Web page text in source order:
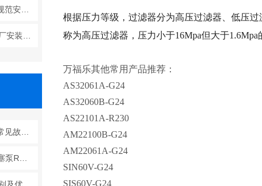
根据压力等级，过滤器分为高压过滤器、低压
称为高压过滤器，压力小于16Mpa但大于
万福乐其他常用产品推荐：
AS32061A-G24
AS32060B-G24
AS22101A-R230
AM22100B-G24
AM22061A-G24
SIN60V-G24
SIS60V-G24